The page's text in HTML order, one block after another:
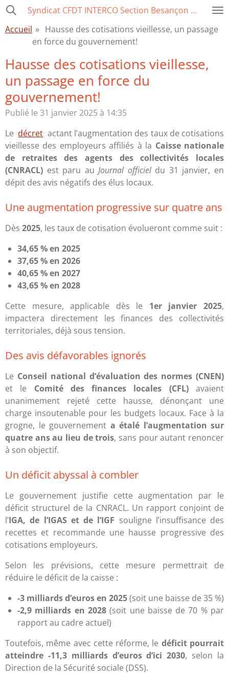
Passer
contenu
principal
Syndicat CFDT INTERCO Section Besançon Ville-CCAS-GBM
Accueil » Hausse des cotisations vieillesse, un passage
en force du gouvernement!
Hausse des cotisations vieillesse,
un passage en force du
gouvernement!
Publié le 31 janvier 2025 à 14:35
Le décret actant l’augmentation des taux de cotisations
vieillesse des employeurs affiliés à la Caisse nationale
de retraites des agents des collectivités locales
(CNRACL) est paru auJournal officieldu 31 janvier, en
dépit des avis négatifs des élus locaux.
Une augmentation progressive sur quatre ans
Dès 2025, les taux de cotisation évolueront comme suit :
34,65 % en 2025
37,65 % en 2026
40,65 % en 2027
43,65 % en 2028
Cette mesure, applicable dès le 1er janvier 2025,
impactera directement les finances des collectivités
territoriales, déjà sous tension.
Des avis défavorables ignorés
Le Conseil national d’évaluation des normes (CNEN)
et le Comité des finances locales (CFL)avaient
unanimement rejeté cette hausse, dénonçant une
charge insoutenable pour les budgets locaux. Face à la
grogne, le gouvernement a étalé l’augmentation sur
quatre ans au lieu de trois, sans pour autant renoncer
à son objectif.
Un déficit abyssal à combler
Le gouvernement justifie cette augmentation par le
déficit structurel de la CNRACL. Un rapport conjoint de
l’IGA, de l’IGAS et de l’IGF souligne l’insuffisance des
recettes et recommande une hausse progressive des
cotisations employeurs.
Selon les prévisions, cette mesure permettrait de
réduire le déficit de la caisse :
-3 milliards d’euros en 2025(soit une baisse de 35 %)
-2,9 milliards en 2028(soit une baisse de 70 % par
rapport au cadre actuel)
Toutefois, même avec cette réforme, le déficit pourrait
atteindre -11,3 milliards d’euros d’ici 2030, selon la
Direction de la Sécurité sociale (DSS).